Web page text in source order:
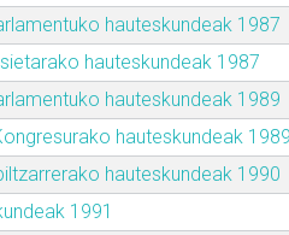
hauteskundeak 1987
hauteskundeak 1987
hauteskundeak 1989
hauteskundeak 1989
hauteskundeak 1990
1991